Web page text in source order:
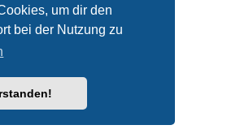
um dir den
bei der Nutzung zu
by forum tricolor tv,
® Forum Software © phpBB Limited
Übersetzung durchphpBB.de